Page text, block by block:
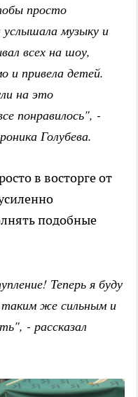
просто
услышала музыку и
всех на шоу,
и привела детей.
на это
понравилось", -
Голубева.
в восторге от
подобные
Теперь я буду
таким же сильным и
- рассказал